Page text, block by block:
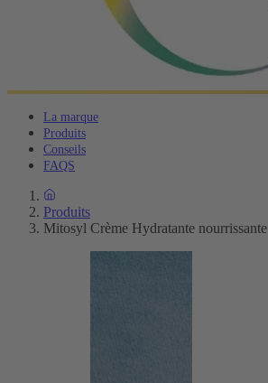
La marque
Produits
Conseils
FAQS
Produits
Mitosyl Crème Hydratante nourrissante